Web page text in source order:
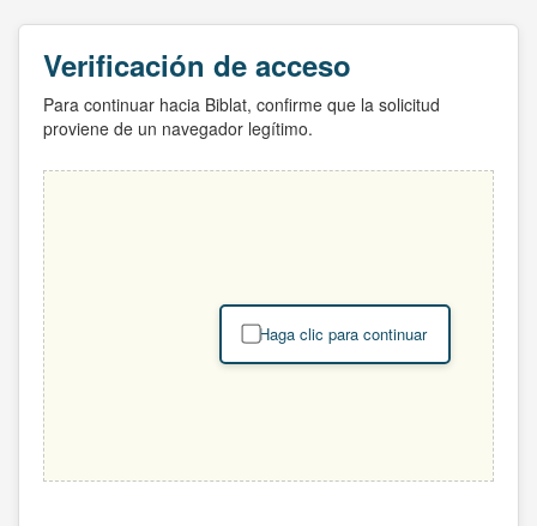
Verificación de acceso
Para continuar hacia Biblat, confirme que la solicitud
proviene de un navegador legítimo.
Haga clic para continuar